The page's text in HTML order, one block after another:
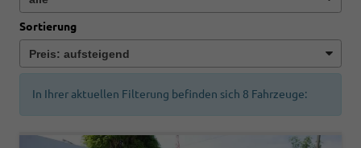
Sortierung
In Ihrer aktuellen Filterung befinden sich 8 Fahrzeuge: